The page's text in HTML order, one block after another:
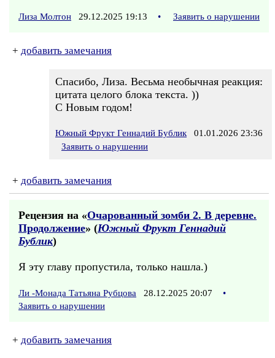
Лиза Молтон 29.12.2025 19:13 • Заявить о нарушении
+ добавить замечания
Спасибо, Лиза. Весьма необычная реакция:
цитата целого блока текста. ))
С Новым годом!
Южный Фрукт Геннадий Бублик 01.01.2026 23:36
Заявить о нарушении
+ добавить замечания
Рецензия на «Очарованный зомби 2. В деревне.
Продолжение» (Южный Фрукт Геннадий
Бублик)
Я эту главу пропустила, только нашла.)
Ли -Монада Татьяна Рубцова 28.12.2025 20:07
•
Заявить о нарушении
+ добавить замечания